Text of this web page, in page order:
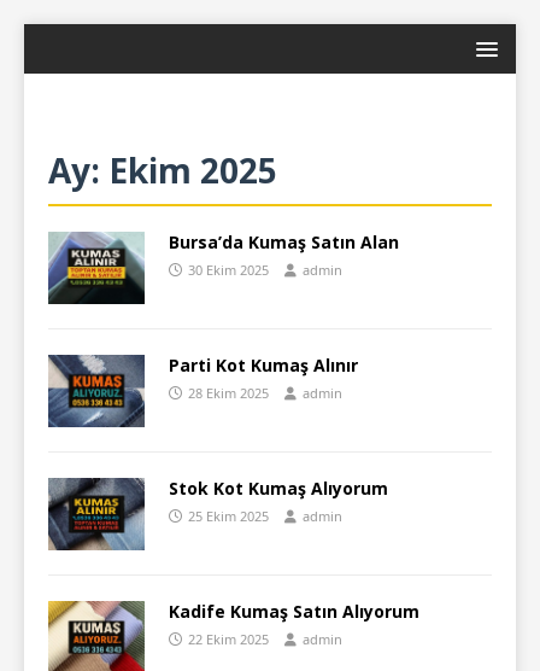
Ay: Ekim 2025
Bursa’da Kumaş Satın Alan
30 Ekim 2025 admin
Parti Kot Kumaş Alınır
28 Ekim 2025 admin
Stok Kot Kumaş Alıyorum
25 Ekim 2025 admin
Kadife Kumaş Satın Alıyorum
22 Ekim 2025 admin